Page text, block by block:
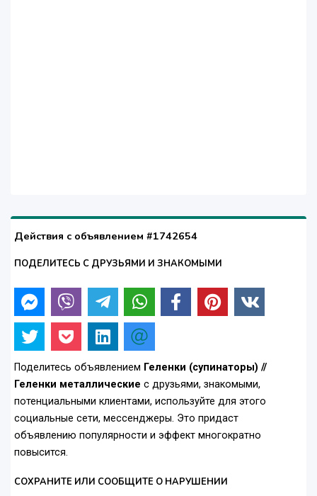
Действия с объявлением #1742654
ПОДЕЛИТЕСЬ С ДРУЗЬЯМИ И ЗНАКОМЫМИ
Поделитесь объявлением Геленки (супинаторы) //
Геленки металлические с друзьями, знакомыми,
потенциальными клиентами, используйте для этого
социальные сети, мессенджеры. Это придаст
объявлению популярности и эффект многократно
повысится.
СОХРАНИТЕ ИЛИ СООБЩИТЕ О НАРУШЕНИИ